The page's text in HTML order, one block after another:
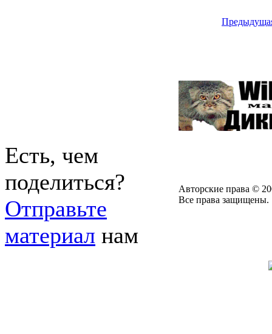
Есть, чем
поделиться?
Отправьте
материал нам
Авторские права ©
Все права защищены.